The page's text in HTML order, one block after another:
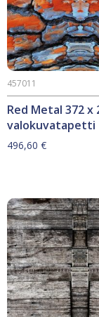
Red Metal 372 x
valokuvatapetti
457011
496,60 €